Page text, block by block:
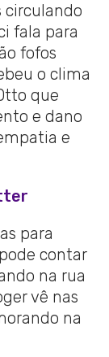
circulando
fala para
fofos
o clima
que
e dano
e
para
contar
na rua
vê nas
na